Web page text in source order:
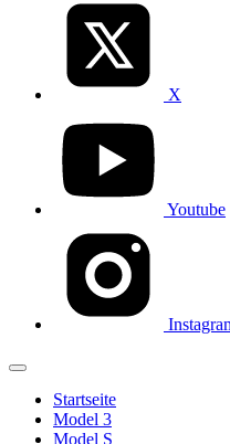
X
Youtube
Startseite
Model 3
Model S